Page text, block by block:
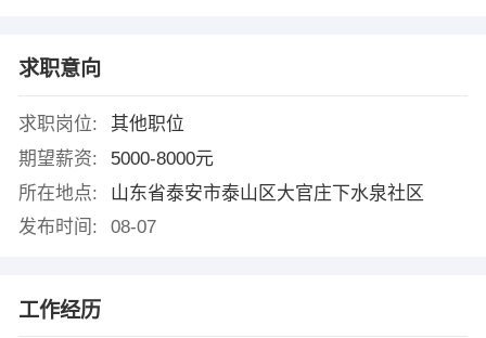
求职意向
求职岗位:
其他职位
期望薪资:
5000-8000元
所在地点:
山东省泰安市泰山区大官庄下水泉社区
发布时间:
08-07
工作经历